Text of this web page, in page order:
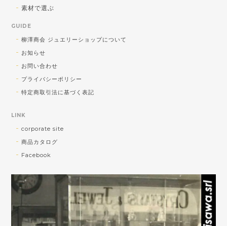
送料対策で購入しました！可愛かったです！
放出品ですが、楽しく使っていただけそう
れてくださいませ♪
した！大切に使います！
お気に召していただけたようでよかったで
す！ 私自身がオーダーしたら早く欲しいっ
っ!!と思ってしまうので、なるべく早い発
送を心がけております(^^)v 引き続きご贔
素材で選ぶ
GUIDE
柳澤商会 ジュエリーショップについて
お知らせ
お問い合わせ
プライバシーポリシー
特定商取引法に基づく表記
LINK
corporate site
商品カタログ
Facebook